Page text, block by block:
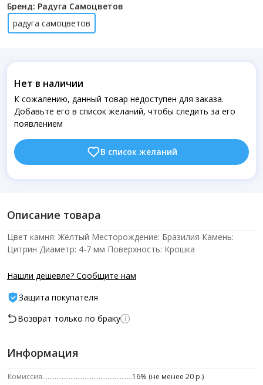
Бренд: Радуга Самоцветов
радуга самоцветов
Нет в наличии
К сожалению, данный товар недоступен для заказа.
Добавьте его в список желаний, чтобы следить за его
появлением
В список желаний
Описание товара
Цвет камня: Жёлтый Месторождение: Бразилия Камень:
Цитрин Диаметр: 4-7 мм Поверхность: Крошка
Нашли дешевле? Сообщите нам
Защита покупателя
Возврат только по браку
Информация
Комиссия
16% (не менее 20 р.)